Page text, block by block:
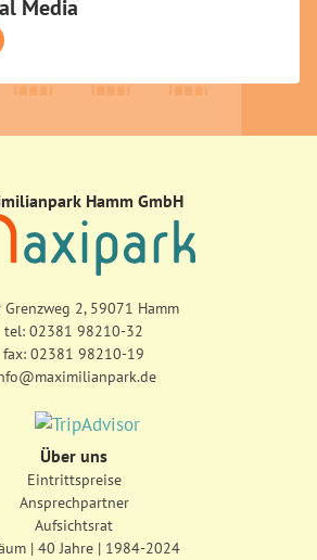
Media
Hamm GmbH
Grenzweg 2, 59071 Hamm
tel: 02381 98210-32
fax: 02381 98210-19
Über uns
Eintrittspreise
Ansprechpartner
Aufsichtsrat
| 40 Jahre | 1984-2024